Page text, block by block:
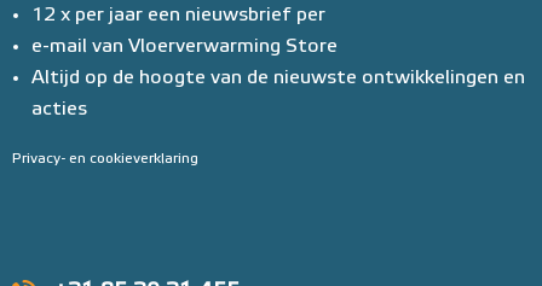
12 x per jaar een nieuwsbrief per
e-mail van Vloerverwarming Store
Altijd op de hoogte van de nieuwste ontwikkelingen en
acties
Privacy- en cookieverklaring